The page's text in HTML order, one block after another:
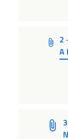
2
A